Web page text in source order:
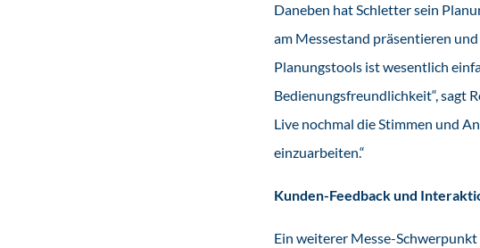
Daneben hat Schletter sein
am Messestand präsentieren
Planungstools ist wesentlich
Bedienungsfreundlichkeit“, sagt
Live nochmal die Stimmen und
einzuarbeiten.“
Kunden-Feedback und
Ein weiterer Messe-